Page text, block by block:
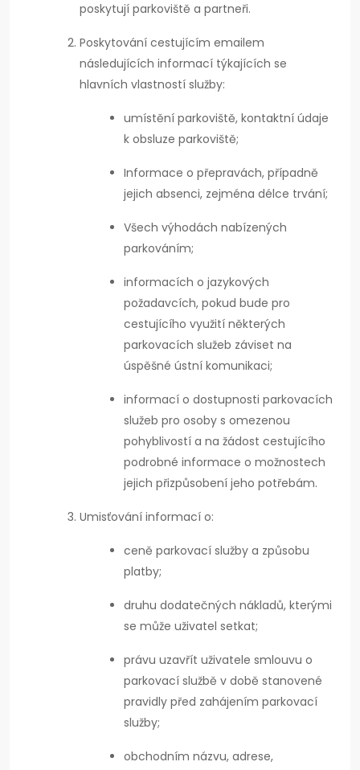
poskytují parkoviště a partneři.
Poskytování cestujícím emailem
následujících informací týkajících se
hlavních vlastností služby:
umístění parkoviště, kontaktní údaje
k obsluze parkoviště;
Informace o přepravách, případně
jejich absenci, zejména délce trvání;
Všech výhodách nabízených
parkováním;
informacích o jazykových
požadavcích, pokud bude pro
cestujícího využití některých
parkovacích služeb záviset na
úspěšné ústní komunikaci;
informací o dostupnosti parkovacích
služeb pro osoby s omezenou
pohyblivostí a na žádost cestujícího
podrobné informace o možnostech
jejich přizpůsobení jeho potřebám.
Umisťování informací o:
ceně parkovací služby a způsobu
platby;
druhu dodatečných nákladů, kterými
se může uživatel setkat;
právu uzavřít uživatele smlouvu o
parkovací službě v době stanovené
pravidly před zahájením parkovací
služby;
obchodním názvu, adrese,